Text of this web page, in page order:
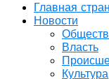
Главная
Новости
Власть
Культура